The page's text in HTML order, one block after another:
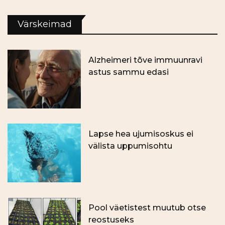
Värskeimad
Alzheimeri tõve immuunravi
astus sammu edasi
Lapse hea ujumisoskus ei
välista uppumisohtu
Pool väetistest muutub otse
reostuseks